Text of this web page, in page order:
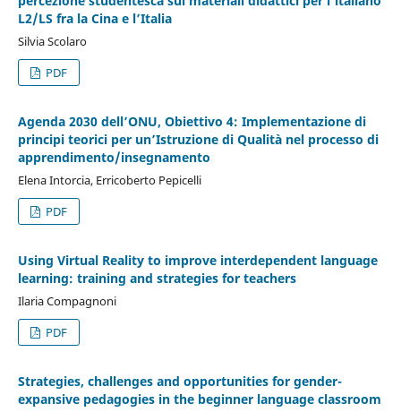
L2/LS fra la Cina e l’Italia
Silvia Scolaro
PDF
Agenda 2030 dell’ONU, Obiettivo 4: Implementazione di
principi teorici per un’Istruzione di Qualità nel processo di
apprendimento/insegnamento
Elena Intorcia, Erricoberto Pepicelli
PDF
Using Virtual Reality to improve interdependent language
learning: training and strategies for teachers
Ilaria Compagnoni
PDF
Strategies, challenges and opportunities for gender-
expansive pedagogies in the beginner language classroom